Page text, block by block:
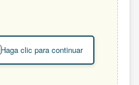
Haga clic para continuar